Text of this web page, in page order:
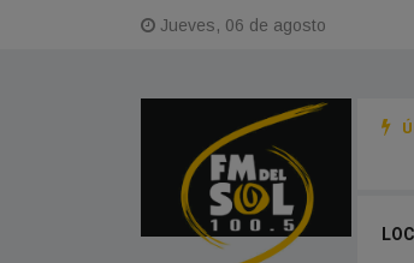
Jueves, 06 de agosto
TRASLADÓ SUS ENTRENAMIENTOS Y